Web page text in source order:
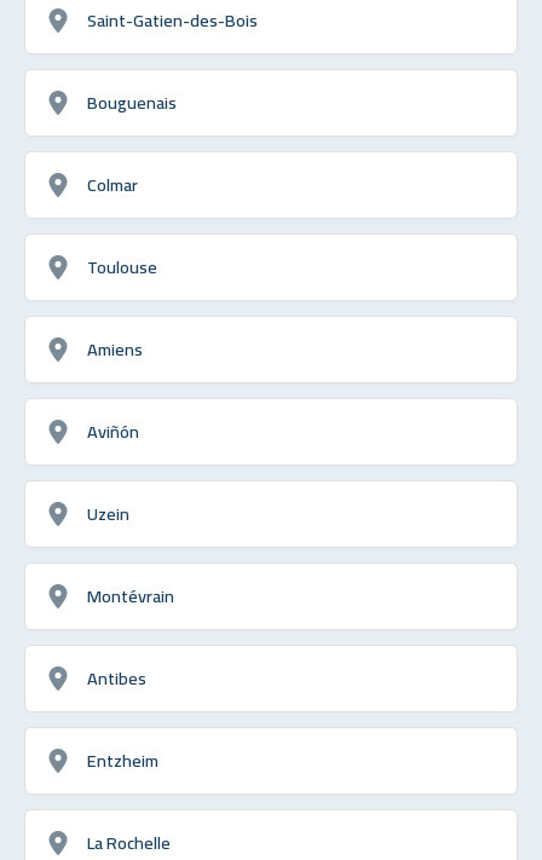
Saint-Gatien-des-Bois
Bouguenais
Colmar
Toulouse
Amiens
Aviñón
Uzein
Montévrain
Antibes
Entzheim
La Rochelle